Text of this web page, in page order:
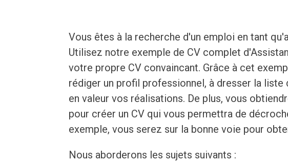
Vous êtes à la recherche d'un emploi en tant
Utilisez notre exemple de CV complet
votre propre CV convaincant. Grâce à cet
rédiger un profil professionnel, à dresser la
en valeur vos réalisations. De plus, vous
pour créer un CV qui vous permettra de
exemple, vous serez sur la bonne voie pour
Nous aborderons les sujets suivants :